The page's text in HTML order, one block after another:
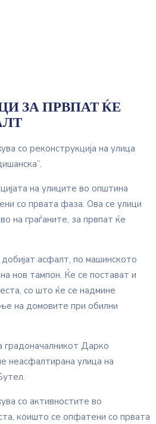
ЗА ПРВПАТ ЌЕ
со реконструкција на улица
на улиците во општина
со првата фаза. Ова се улици
на граѓаните, за првпат ќе
асфалт, по машинското
нов тампон. Ќе се постават и
со што ќе се надмине
на домовите при обилни
Дарко
неасфалтирана улица на
со активностите во
коишто се опфатени со првата